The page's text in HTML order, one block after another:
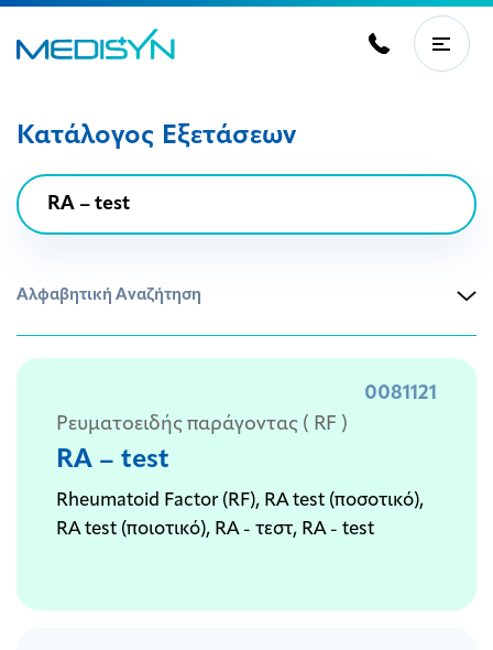
Κατάλογος Εξετάσεων
Αλφαβητική Αναζήτηση
0081121
Ρευματοειδής παράγοντας ( RF )
RA – test
Rheumatoid Factor (RF), RA test (ποσοτικό),
RA test (ποιοτικό), RA - τεστ, RA - test